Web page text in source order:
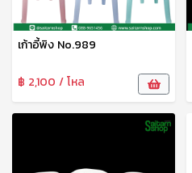
เก้าอี้พิง No.989
฿ 2,100 / โหล